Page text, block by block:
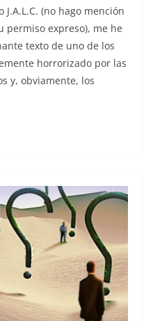
(no hago mención
permiso expreso), me he
texto de uno de los
horrorizado por las
y, obviamente, los